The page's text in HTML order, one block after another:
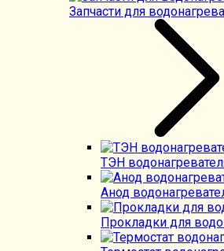
Запчасти для
ТЭН
Анод
Прокладки для